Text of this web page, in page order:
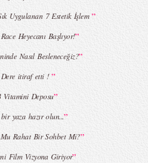
MBFWI - Burçe Bekrek 2015 Yaz Koleksiyonu
Uygulanan 7 Estetik İşlem ”
Heyecanı Başlıyor!”
Nasıl Besleneceğiz?”
Dere itiraf etti ! ”
Vitamini Deposu”
yaza hazır olun...”
Rahat Bir Sohbet Mi?”
Film Vizyona Giriyor”